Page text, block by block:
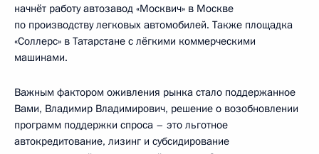
начнёт работу автозавод «Москвич» в Москве
по производству легковых автомобилей. Также площадка
«Соллерс» в Татарстане с лёгкими коммерческими
машинами.
Важным фактором оживления рынка стало поддержанное
Вами, Владимир Владимирович, решение о возобновлении
программ поддержки спроса – это льготное
автокредитование, лизинг и субсидирование